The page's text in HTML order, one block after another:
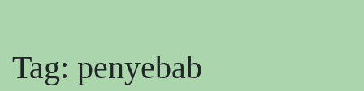
Tag: penyebab